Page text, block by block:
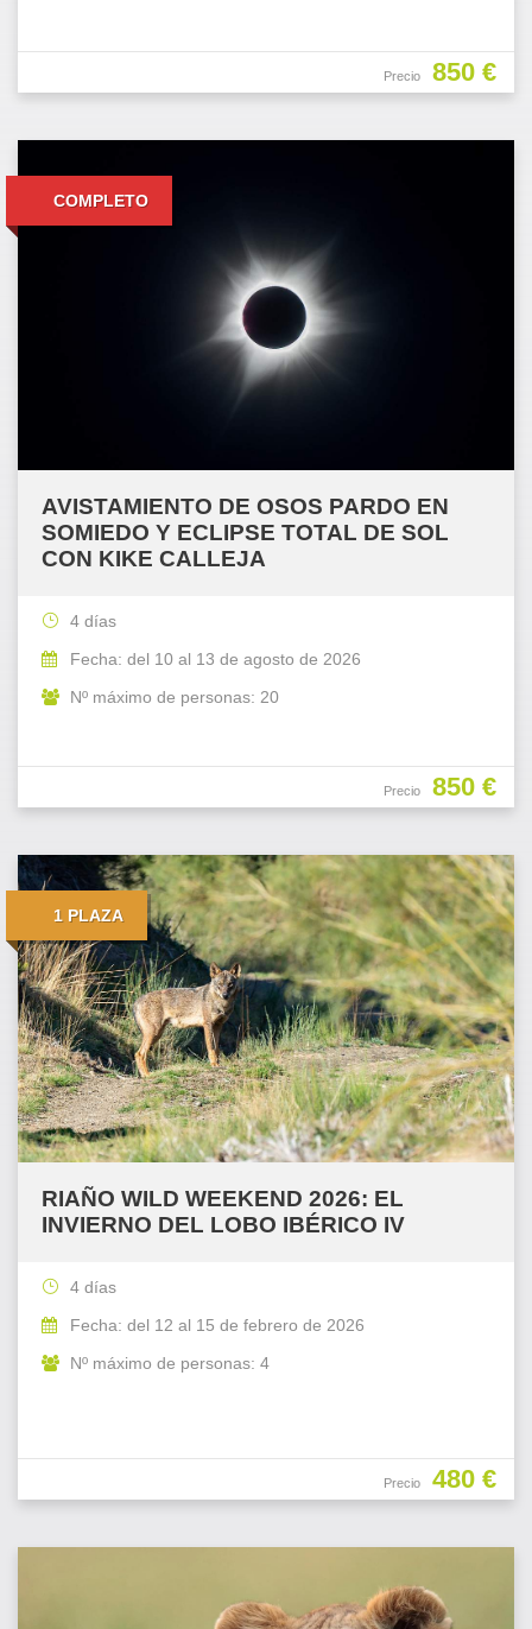
Precio 850 €
COMPLETO
AVISTAMIENTO DE OSOS PARDO EN
SOMIEDO Y ECLIPSE TOTAL DE SOL
CON KIKE CALLEJA
Precio 850 €
4 días
Fecha: del 10 al 13 de agosto de 2026
Nº máximo de personas: 20
1 PLAZA
RIAÑO WILD WEEKEND 2026: EL
INVIERNO DEL LOBO IBÉRICO IV
Precio 480 €
4 días
Fecha: del 12 al 15 de febrero de 2026
Nº máximo de personas: 4